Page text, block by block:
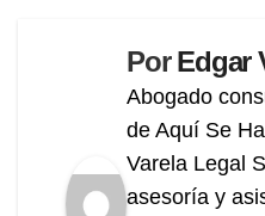
PorEdgar
Abogado
de Aquí Se
Varela Legal
asesoría y